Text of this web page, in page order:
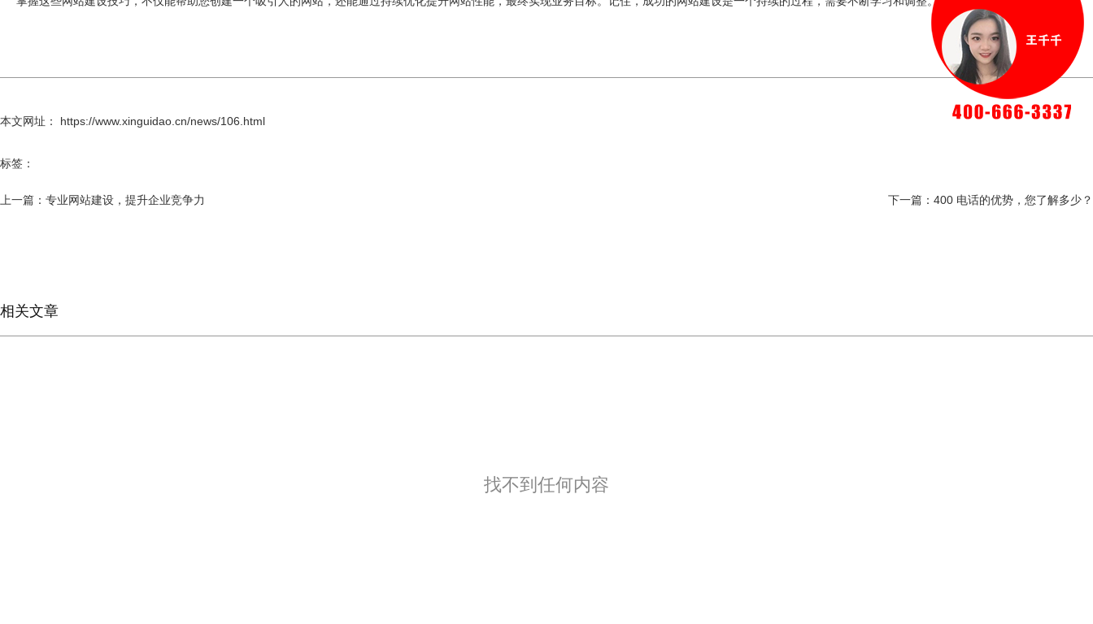
本文网址： https://www.xinguidao.cn/news/106.html
标签：
上一篇： 专业网站建设，提升企业竞争力 下一篇： 400 电话的优势，您了解多少？
相关文章
找不到任何内容